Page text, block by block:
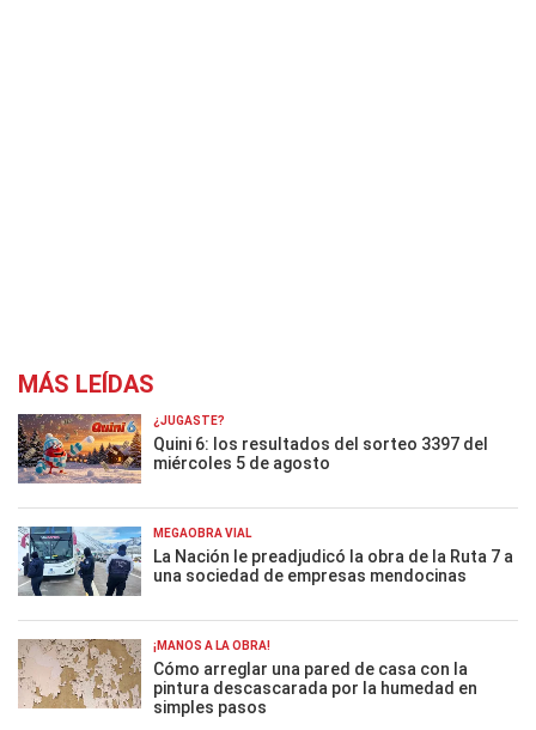
MÁS LEÍDAS
¿JUGASTE?
Quini 6: los resultados del sorteo 3397 del
miércoles 5 de agosto
MEGAOBRA VIAL
La Nación le preadjudicó la obra de la Ruta 7 a
una sociedad de empresas mendocinas
¡MANOS A LA OBRA!
Cómo arreglar una pared de casa con la
pintura descascarada por la humedad en
simples pasos